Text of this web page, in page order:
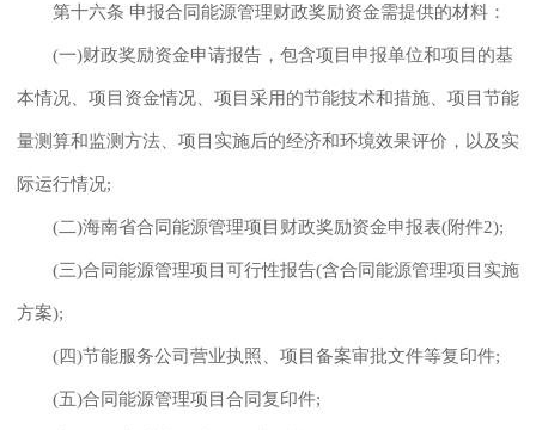
第十六条 申报合同能源管理财政奖励资金需提供的材料：
(一)财政奖励资金申请报告，包含项目申报单位和项目的基
本情况、项目资金情况、项目采用的节能技术和措施、项目节能
量测算和监测方法、项目实施后的经济和环境效果评价，以及实
际运行情况;
(二)海南省合同能源管理项目财政奖励资金申报表(附件2);
(三)合同能源管理项目可行性报告(含合同能源管理项目实施
方案);
(四)节能服务公司营业执照、项目备案审批文件等复印件;
(五)合同能源管理项目合同复印件;